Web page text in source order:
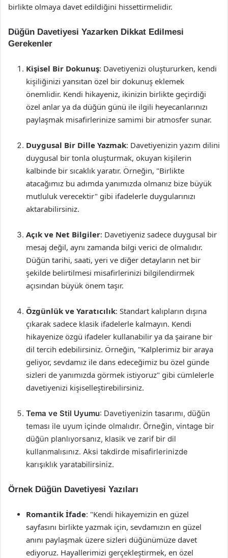
birlikte olmaya davet edildiğini hissettirmelidir.
Düğün Davetiyesi Yazarken Dikkat Edilmesi
Gerekenler
Kişisel Bir Dokunuş: Davetiyenizi oluştururken, kendi
kişiliğinizi yansıtan özel bir dokunuş eklemek
önemlidir. Kendi hikayeniz, ikinizin birlikte geçirdiği
özel anlar ya da düğün günü ile ilgili heyecanlarınızı
paylaşmak misafirlerinize samimi bir atmosfer sunar.
Duygusal Bir Dille Yazmak: Davetiyenizin yazım dilini
duygusal bir tonla oluşturmak, okuyan kişilerin
kalbinde bir sıcaklık yaratır. Örneğin, "Birlikte
atacağımız bu adımda yanımızda olmanız bize büyük
mutluluk verecektir" gibi ifadelerle duygularınızı
aktarabilirsiniz.
Açık ve Net Bilgiler: Davetiyeniz sadece duygusal bir
mesaj değil, aynı zamanda bilgi verici de olmalıdır.
Düğün tarihi, saati, yeri ve diğer detayların net bir
şekilde belirtilmesi misafirlerinizi bilgilendirmek
açısından büyük önem taşır.
Özgünlük ve Yaratıcılık: Standart kalıpların dışına
çıkarak sadece klasik ifadelerle kalmayın. Kendi
hikayenize özgü ifadeler kullanabilir ya da şairane bir
dil tercih edebilirsiniz. Örneğin, "Kalplerimiz bir araya
geliyor, sevdamız ile dans edeceğimiz bu özel günde
sizleri de yanımızda görmek istiyoruz" gibi cümlelerle
davetiyenizi kişiselleştirebilirsiniz.
Tema ve Stil Uyumu: Davetiyenizin tasarımı, düğün
teması ile uyum içinde olmalıdır. Örneğin, vintage bir
düğün planlıyorsanız, klasik ve zarif bir dil
kullanmalısınız. Aksi takdirde misafirlerinizde
karışıklık yaratabilirsiniz.
Örnek Düğün Davetiyesi Yazıları
Romantik İfade: "Kendi hikayemizin en güzel
sayfasını birlikte yazmak için, sevdamızın en güzel
anını paylaşmak üzere sizleri düğünümüze davet
ediyoruz. Hayallerimizi gerçekleştirmek, en özel